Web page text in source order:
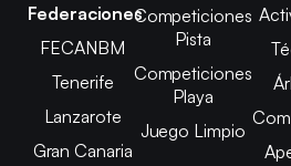
Federaciones
FECANBM
Tenerife
Lanzarote
Gran Canaria
Competiciones
Pista
Competiciones
Playa
Juego Limpio